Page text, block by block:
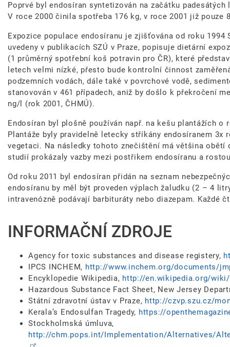
Poprvé byl endosíran syntetizován na začátku
V roce 2000 činila spotřeba 176 kg, v roce 2001 již pouze
Expozice populace endosíranu je zjišťována od roku
uvedeny v publikacích SZÚ v Praze, popisuje dietární
(1 průměrný spotřební koš potravin pro ČR), které
letech velmi nízké, přesto bude kontrolní činnost
podzemních vodách, dále také v povrchové vodě,
stanovován v 461 případech, aniž by došlo k překročení
ng/l (rok 2001, ČHMÚ).
Endosíran byl plošně používán např. na kešu plantážích
Plantáže byly pravidelně letecky stříkány endosíranem
vegetaci. Na následky tohoto znečištění má většina obětí
studií prokázaly vazby mezi postřikem endosíranu a
Od roku 2011 byl endosíran přidán na seznam
endosíranu by měl být proveden výplach žaludku (2 – 4
intravenózně podávají barbituráty nebo diazepam. Každé
INFORMAČNÍ ZDROJE
Agency for toxic substances and disease registery,
IPCS INCHEM, http://www.inchem.org/documents/
Encyklopedie Wikipedia, http://en.wikipedia.org/
Hazardous Substance Fact Sheet, New Jersey
Státní zdravotní ústav v Praze, http://czvp.szu.cz/
Kerala’s Endosulfan Tragedy, https://
Stockholmská úmluva,
http://chm.pops.int/Implementation/Alternatives/